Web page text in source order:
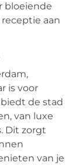
bloeiende
aan
is voor
de stad
van luxe
Dit zorgt
van je